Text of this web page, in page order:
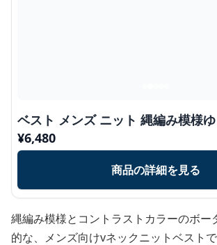
ベスト メンズ ニット 縄編み模様
¥6,480
商品の詳細を見る
縄編み模様とコントラストカラーのボー
的な、メンズ向けvネックニットベストで